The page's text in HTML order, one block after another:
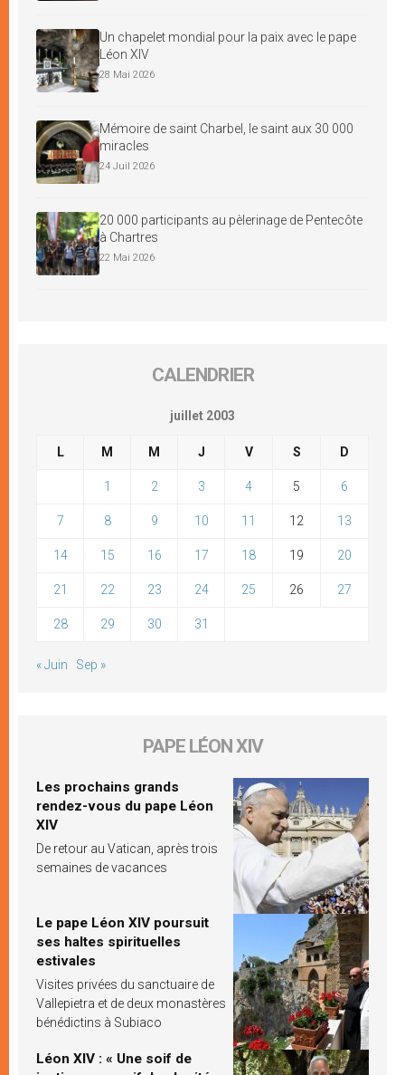
Un chapelet mondial pour la paix avec le pape
Léon XIV
28 Mai 2026
Mémoire de saint Charbel, le saint aux 30 000
miracles
24 Juil 2026
20 000 participants au pèlerinage de Pentecôte
à Chartres
22 Mai 2026
CALENDRIER
juillet 2003
L M M J V S D
1 2 3 4 5 6
7 8 9 10 11 12 13
14 15 16 17 18 19 20
21 22 23 24 25 26 27
28 29 30 31
« Juin Sep »
PAPE LÉON XIV
Les prochains grands
rendez-vous du pape Léon
XIV
De retour au Vatican, après trois
semaines de vacances
Le pape Léon XIV poursuit
ses haltes spirituelles
estivales
Visites privées du sanctuaire de
Vallepietra et de deux monastères
bénédictins à Subiaco
Léon XIV : « Une soif de